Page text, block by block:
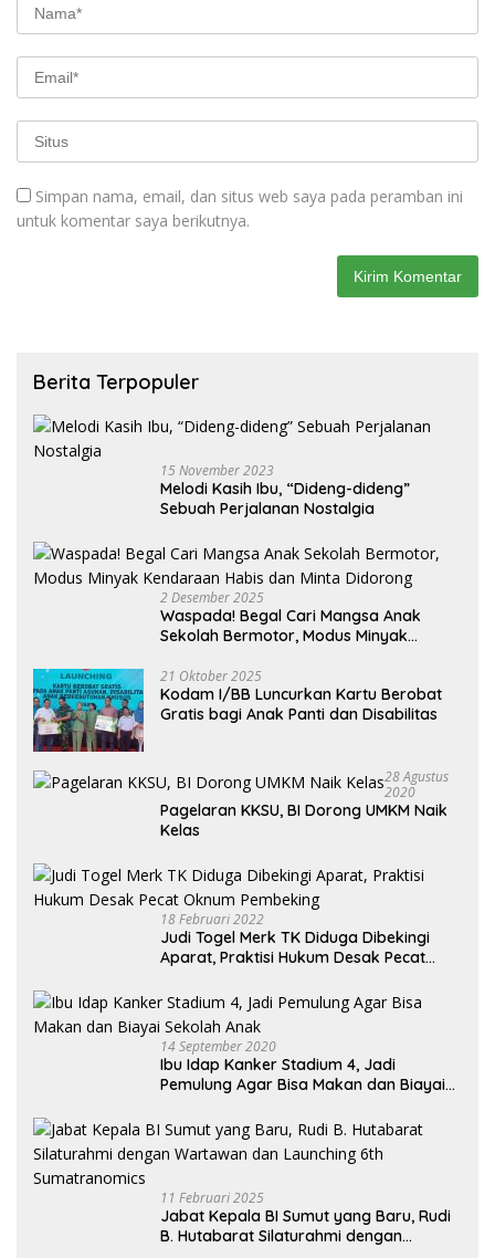
Simpan nama, email, dan situs web saya pada peramban ini
untuk komentar saya berikutnya.
Berita Terpopuler
15 November 2023
Melodi Kasih Ibu, “Dideng-dideng”
Sebuah Perjalanan Nostalgia
2 Desember 2025
Waspada! Begal Cari Mangsa Anak
Sekolah Bermotor, Modus Minyak
21 Oktober 2025
Kodam I/BB Luncurkan Kartu Berobat
Gratis bagi Anak Panti dan Disabilitas
28 Agustus
2020
Pagelaran KKSU, BI Dorong UMKM Naik
Kelas
18 Februari 2022
Judi Togel Merk TK Diduga Dibekingi
Aparat, Praktisi Hukum Desak Pecat
14 September 2020
Ibu Idap Kanker Stadium 4, Jadi
Pemulung Agar Bisa Makan dan Biayai
11 Februari 2025
Jabat Kepala BI Sumut yang Baru, Rudi
B. Hutabarat Silaturahmi dengan